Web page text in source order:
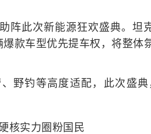
阵此次新能源狂欢盛典。坦
款车型优先提车权，将整体
野钓等高度适配，此次盛
核实力圈粉国民